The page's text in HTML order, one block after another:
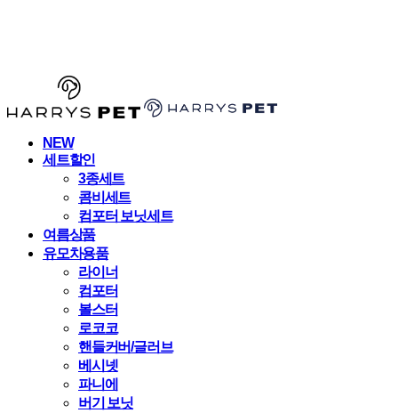
NEW
세트할인
3종세트
콤비세트
컴포터 보닛세트
여름상품
유모차용품
라이너
컴포터
볼스터
로코코
핸들커버/글러브
베시넷
파니에
버기 보닛